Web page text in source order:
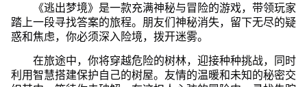
《逃出梦境》是一款充满神秘与冒险的游戏，带领玩家
踏上一段寻找答案的旅程。朋友们神秘消失，留下无尽的疑
惑和焦虑，你必须深入险境，拨开迷雾。
在旅途中，你将穿越危险的树林，迎接种种挑战，同时
利用智慧搭建保护自己的树屋。友情的温暖和未知的秘密交